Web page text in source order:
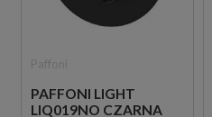
PAFFONI LIGHT
LIQ019NO CZARNA